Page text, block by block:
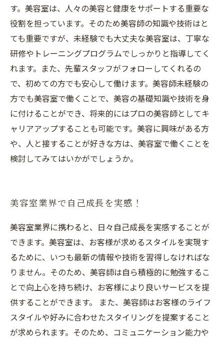
す。美容室は、人々の美容と健康をサポートする重要な
役割を担っています。そのため美容師の知識や技術はと
ても重要ですが、未経験でも大丈夫な美容室は、丁寧な
研修やトレーニングプログラムでしっかりと指導してく
れます。また、先輩スタッフがフォローしてくれるの
で、初めての方でも安心して働けます。美容師未経験の
方でも美容室で働くことで、美容の基礎知識や技術を身
に付けることができ、将来的にはプロの美容師としてキ
ャリアアップすることも可能です。美容に興味がある方
や、人と接することが好きな方は、美容室で働くことを
検討してみてはいかがでしょうか。
美容室業界で自己成長を実感！
美容室業界に携わると、日々自己成長を実感することが
できます。美容室は、お客様が求めるスタイルを実現す
るために、いつも最新の情報や技術を習得しなければな
りません。そのため、美容師は自ら積極的に勉強するこ
とで向上心を持ち続け、お客様により良いサービスを提
供することができます。 また、美容師はお客様のライフ
スタイルや好みに合わせたスタイリングを提案すること
が求められます。そのため、コミュニケーション能力や